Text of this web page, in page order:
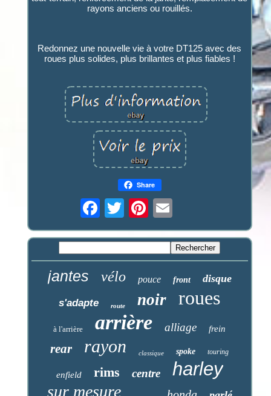
rayons anciens ou rouillés.
Redonnez une nouvelle vie à votre DT125 avec des
roues plus solides, plus brillantes et plus fiables !
Share
jantes vélo pouce front disque
s'adapte route noir roues
à l'arrière arrière alliage frein
rear rayon classique spoke touring
enfield rims centre harley
sur mesure